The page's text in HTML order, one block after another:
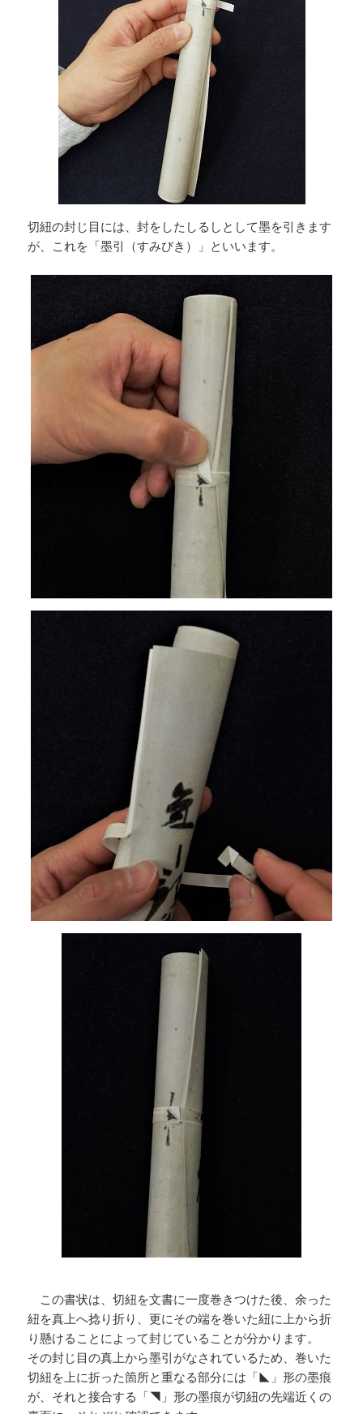
切紐の封じ目には、封をしたしるしとして墨を引きます
が、これを「墨引（すみびき）」といいます。
この書状は、切紐を文書に一度巻きつけた後、余った
紐を真上へ捻り折り、更にその端を巻いた紐に上から折
り懸けることによって封じていることが分かります。
その封じ目の真上から墨引がなされているため、巻いた
切紐を上に折った箇所と重なる部分には「◣」形の墨痕
が、それと接合する「◥」形の墨痕が切紐の先端近くの